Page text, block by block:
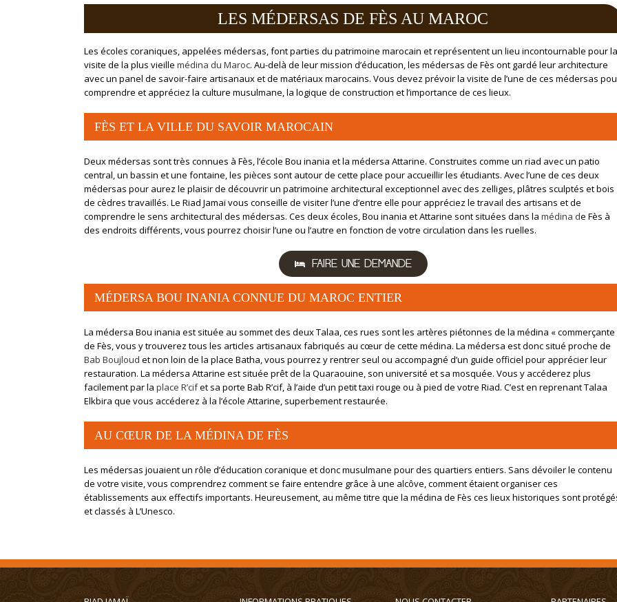
LES MÉDERSAS DE FÈS AU MAROC
Les écoles coraniques, appelées médersas, font parties du patrimoine marocain et représentent un lieu incontournable pour la
visite de la plus vieille médina du Maroc. Au-delà de leur mission d’éducation, les médersas de Fès ont gardé leur architecture
avec un panel de savoir-faire artisanaux et de matériaux marocains. Vous devez prévoir la visite de l’une de ces médersas
comprendre et appréciez la culture musulmane, la logique de construction et l’importance de ces lieux.
FÈS ET LA VILLE DU SAVOIR MAROCAIN
Deux médersas sont très connues à Fès, l’école Bou inania et la médersa Attarine. Construites comme un riad avec un patio
central, un bassin et une fontaine, les pièces sont autour de cette place pour accueillir les étudiants. Avec l’une de ces deux
médersas pour aurez le plaisir de découvrir un patrimoine architectural exceptionnel avec des zelliges, plâtres sculptés et bois
de cèdres travaillés. Le Riad Jamaï vous conseille de visiter l’une d’entre elle pour appréciez le travail des artisans et de
comprendre le sens architectural des médersas. Ces deux écoles, Bou inania et Attarine sont situées dans la médina de Fès à
des endroits différents, vous pourrez choisir l’une ou l’autre en fonction de votre circulation dans les ruelles.
FAIRE UNE DEMANDE
MÉDERSA BOU INANIA CONNUE DU MAROC ENTIER
La médersa Bou inania est située au sommet des deux Talaa, ces rues sont les artères piétonnes de la médina « commerçante
de Fès, vous y trouverez tous les articles artisanaux fabriqués au cœur de cette médina. La médersa est donc situé proche de
Bab Boujloud et non loin de la place Batha, vous pourrez y rentrer seul ou accompagné d’un guide officiel pour apprécier leur
restauration. La médersa Attarine est située prêt de la Quaraouine, son université et sa mosquée. Vous y accéderez plus
facilement par la place R’cifet sa porte Bab R’cif, à l’aide d’un petit taxi rouge ou à pied de votre Riad. C’est en reprenant Talaa
Elkbira que vous accéderez à la l’école Attarine, superbement restaurée.
AU CŒUR DE LA MÉDINA DE FÈS
Les médersas jouaient un rôle d’éducation coranique et donc musulmane pour des quartiers entiers. Sans dévoiler le contenu
de votre visite, vous comprendrez comment se faire entendre grâce à une alcôve, comment étaient organiser ces
établissements aux effectifs importants. Heureusement, au même titre que la médina de Fès ces lieux historiques sont
et classés à L’Unesco.